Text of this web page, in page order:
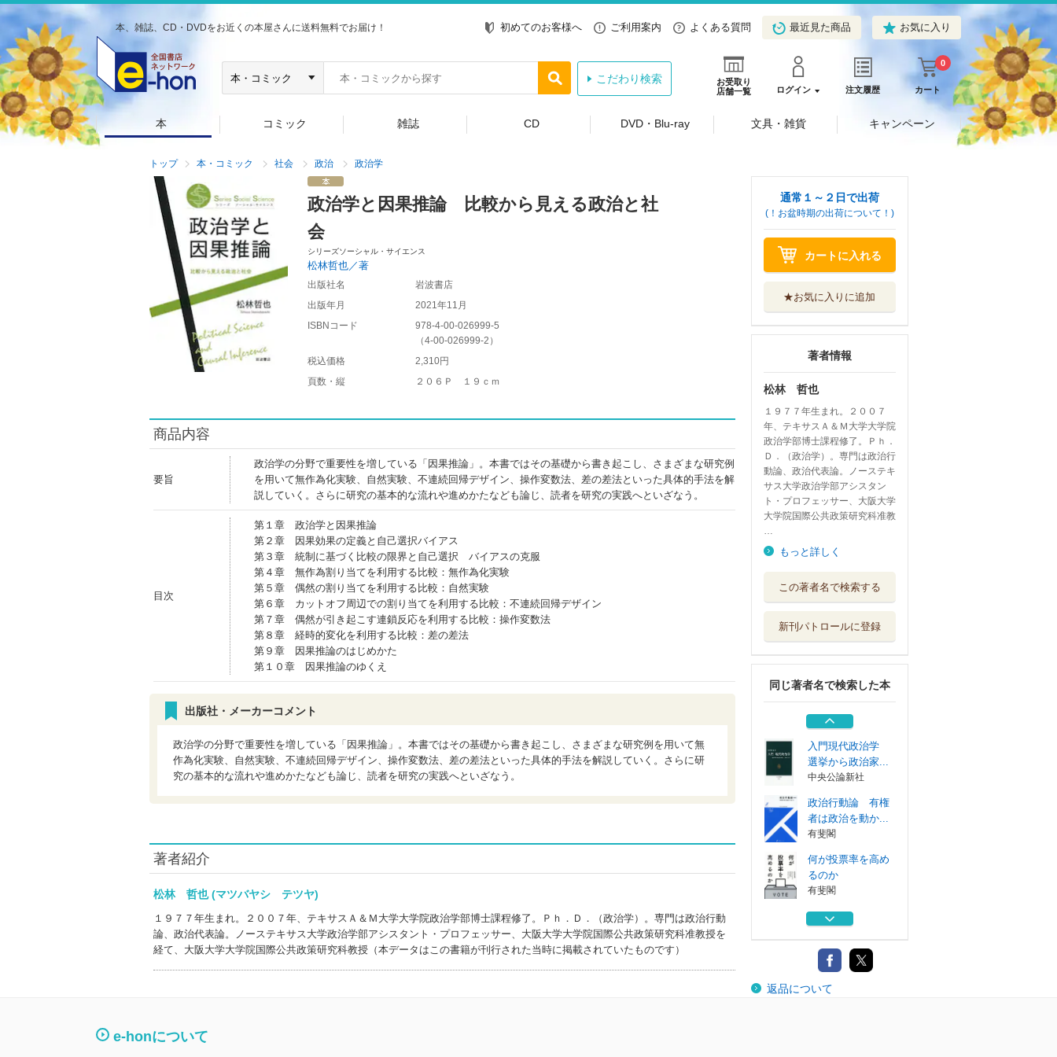
本、雑誌、CD・DVDをお近くの本屋さんに送料無料でお届け！ 初めてのお客様へ ご利用案内 よくある質問 最近見た商品 お気に入り
お受取り
店舗一覧
ログイン 注文履歴 カート
0
こだわり検索
本 コミック 雑誌 CD DVD・Blu-ray 文具・雑貨 キャンペーン
トップ 本・コミック 社会 政治 政治学
政治学と因果推論 比較から見える政治と社
会
シリーズソーシャル・サイエンス
松林哲也／著
出版社名
岩波書店
出版年月
2021年11月
ISBNコード
978-4-00-026999-5
（4-00-026999-2 ）
税込価格
2,310円
頁数・縦
２０６Ｐ １９ｃｍ
商品内容
要旨
政治学の分野で重要性を増している「因果推論」。本書ではその基礎から書き起こし、さまざまな研究例
を用いて無作為化実験、自然実験、不連続回帰デザイン、操作変数法、差の差法といった具体的手法を解
説していく。さらに研究の基本的な流れや進めかたなども論じ、読者を研究の実践へといざなう。
目次
第１章 政治学と因果推論
第２章 因果効果の定義と自己選択バイアス
第３章 統制に基づく比較の限界と自己選択 バイアスの克服
第４章 無作為割り当てを利用する比較：無作為化実験
第５章 偶然の割り当てを利用する比較：自然実験
第６章 カットオフ周辺での割り当てを利用する比較：不連続回帰デザイン
第７章 偶然が引き起こす連鎖反応を利用する比較：操作変数法
第８章 経時的変化を利用する比較：差の差法
第９章 因果推論のはじめかた
第１０章 因果推論のゆくえ
出版社・メーカーコメント
政治学の分野で重要性を増している「因果推論」。本書ではその基礎から書き起こし、さまざまな研究例を用いて無
作為化実験、自然実験、不連続回帰デザイン、操作変数法、差の差法といった具体的手法を解説していく。さらに研
究の基本的な流れや進めかたなども論じ、読者を研究の実践へといざなう。
著者紹介
松林 哲也 (マツバヤシ テツヤ)
１９７７年生まれ。２００７年、テキサスＡ＆Ｍ大学大学院政治学部博士課程修了。Ｐｈ．Ｄ．（政治学）。専門は政治行動
論、政治代表論。ノーステキサス大学政治学部アシスタント・プロフェッサー、大阪大学大学院国際公共政策研究科准教授を
経て、大阪大学大学院国際公共政策研究科教授（本データはこの書籍が刊行された当時に掲載されていたものです）
通常１～２日で出荷
(！お盆時期の出荷について！)
カートに入れる
★お気に入りに追加
著者情報
松林 哲也
１９７７年生まれ。２００７
年、テキサスＡ＆Ｍ大学大学院
政治学部博士課程修了。Ｐｈ．
Ｄ．（政治学）。専門は政治行
動論、政治代表論。ノーステキ
サス大学政治学部アシスタン
ト・プロフェッサー、大阪大学
大学院国際公共政策研究科准教
…
もっと詳しく
この著者名で検索する
新刊パトロールに登録
同じ著者名で検索した本
者は政治を動か...
何が投票率を高め
有斐閣
自殺のない社会へ
経済学・政治...
有斐閣
入門現代政治学
選挙から政治家...
中央公論新社
政治行動論 有権
者は政治を動か...
有斐閣
何が投票率を高め
るのか
有斐閣
自殺のない社会へ
有斐閣
入門現代政治学
選挙から政治家...
返品について
e-honについて